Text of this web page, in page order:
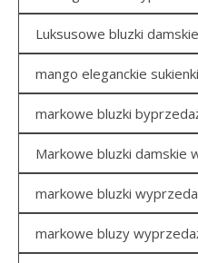
Luksusowe bluzki damskie
mango eleganckie sukienki
markowe bluzki
Markowe bluzki damskie
markowe bluzki
markowe bluzy